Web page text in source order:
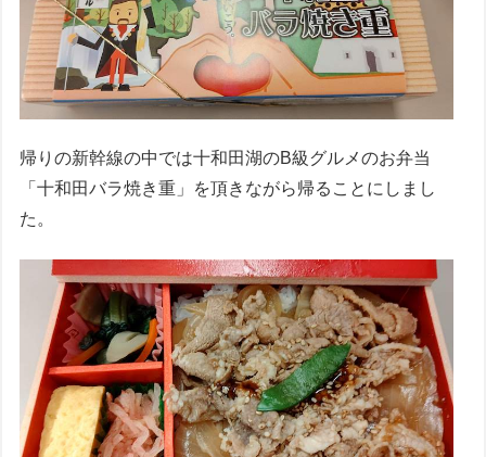
帰りの新幹線の中では十和田湖のB級グルメのお弁当
「十和田バラ焼き重」を頂きながら帰ることにしまし
た。